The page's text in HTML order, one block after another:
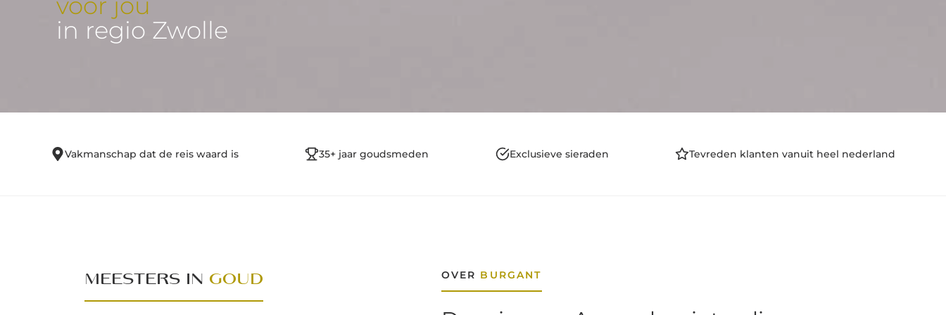
in regio Zwolle
Vakmanschap dat de reis waard is 35+ jaar goudsmeden Exclusieve sieraden Tevreden klanten vanuit heel nederland
MEESTERS IN GOUD OVER BURGANT